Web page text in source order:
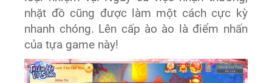
nhặt đồ cũng được làm một cách cực kỳ
nhanh chóng. Lên cấp ào ào là điểm nhấn
của tựa game này!